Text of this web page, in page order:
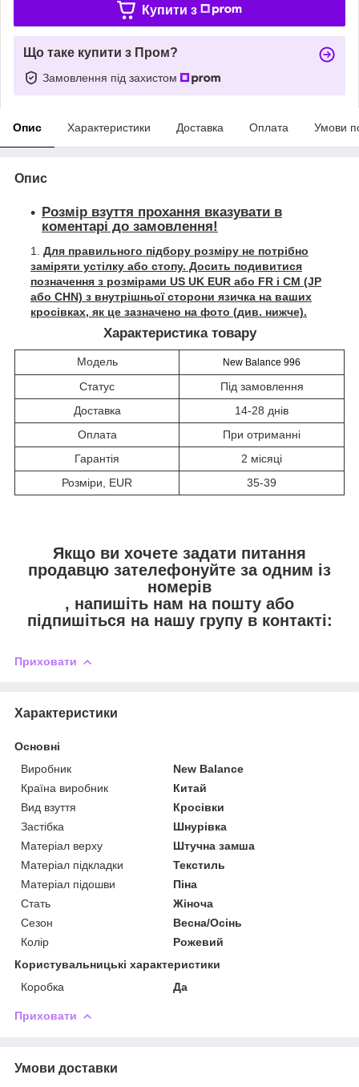
Купити з
Що таке купити з Пром?
Замовлення під захистом
Опис Характеристики Доставка Оплата Умови
Опис
Розмір взуття прохання вказувати в
коментарі до замовлення!
Для правильного підбору розміру не потрібно
заміряти устілку або стопу. Досить подивитися
позначення з розмірами US UK EUR або FR і СМ (JP
або CHN) з внутрішньої сторони язичка на ваших
кросівках, як це зазначено на фото (див. нижче).
Характеристика товару
Модель New Balance 996
Статус
Під замовлення
Доставка
14-28 днів
Оплата
При отриманні
Гарантія
2 місяці
Розміри, EUR
35-39
Якщо ви хочете задати питання
продавцю зателефонуйте за одним із
номерів
, напишіть нам на пошту або
підпишіться на нашу групу в контакті:
Приховати
Характеристики
Основні
Виробник
New Balance
Країна виробник
Китай
Вид взуття
Кросівки
Застібка
Шнурівка
Матеріал верху
Штучна замша
Матеріал підкладки
Текстиль
Матеріал підошви
Піна
Стать
Жіноча
Сезон
Весна/Осінь
Колір
Рожевий
Користувальницькі характеристики
Коробка
Да
Приховати
Умови доставки